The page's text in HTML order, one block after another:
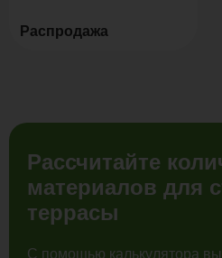
Распродажа
Рассчитайте
материалов для
террасы
С помощью калькулятора